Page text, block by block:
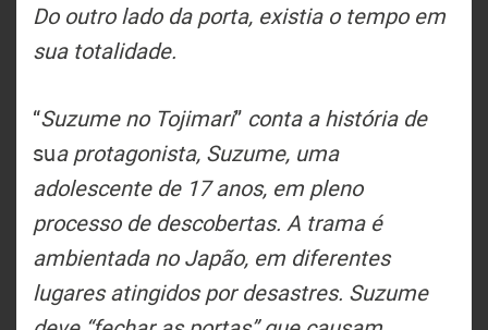
Do outro lado da porta, existia o tempo em
sua totalidade.
“Suzume no Tojimari” conta a história de
sua protagonista, Suzume, uma
adolescente de 17 anos, em pleno
processo de descobertas. A trama é
ambientada no Japão, em diferentes
lugares atingidos por desastres. Suzume